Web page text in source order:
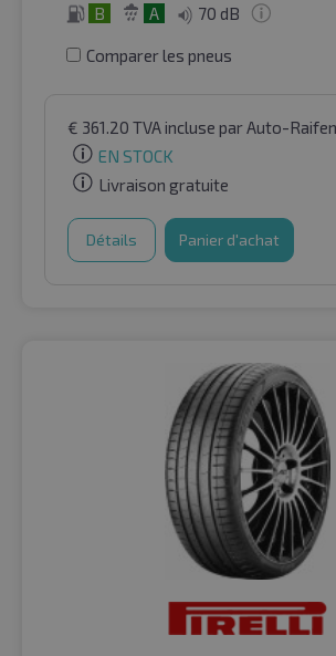
B A 70 dB
Comparer les pneus
€ 361.20 TVA incluse par Auto-
EN STOCK
Livraison gratuite
Détails Panier d'achat